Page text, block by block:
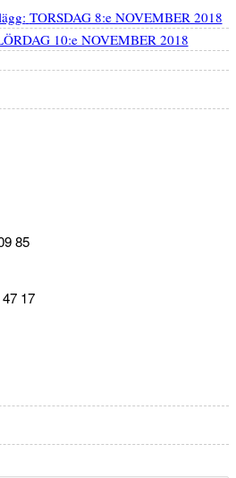
TORSDAG 8:e NOVEMBER 2018
10:e NOVEMBER 2018
85
17